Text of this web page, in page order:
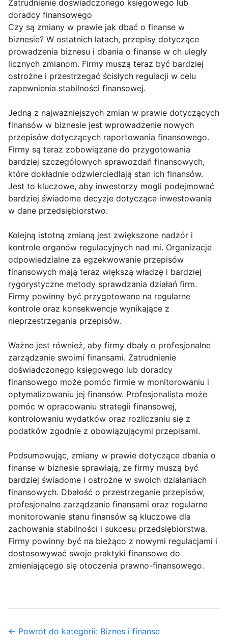
Zatrudnienie doświadczonego księgowego lub
doradcy finansowego
Czy są zmiany w prawie jak dbać o finanse w
biznesie? W ostatnich latach, przepisy dotyczące
prowadzenia biznesu i dbania o finanse w ch uległy
licznych zmianom. Firmy muszą teraz być bardziej
ostrożne i przestrzegać ścisłych regulacji w celu
zapewnienia stabilności finansowej.
Jedną z najważniejszych zmian w prawie dotyczących
finansów w biznesie jest wprowadzenie nowych
przepisów dotyczących raportowania finansowego.
Firmy są teraz zobowiązane do przygotowania
bardziej szczegółowych sprawozdań finansowych,
które dokładnie odzwierciedlają stan ich finansów.
Jest to kluczowe, aby inwestorzy mogli podejmować
bardziej świadome decyzje dotyczące inwestowania
w dane przedsiębiorstwo.
Kolejną istotną zmianą jest zwiększone nadzór i
kontrole organów regulacyjnych nad mi. Organizacje
odpowiedzialne za egzekwowanie przepisów
finansowych mają teraz większą władzę i bardziej
rygorystyczne metody sprawdzania działań firm.
Firmy powinny być przygotowane na regularne
kontrole oraz konsekwencje wynikające z
nieprzestrzegania przepisów.
Ważne jest również, aby firmy dbały o profesjonalne
zarządzanie swoimi finansami. Zatrudnienie
doświadczonego księgowego lub doradcy
finansowego może pomóc firmie w monitorowaniu i
optymalizowaniu jej finansów. Profesjonalista może
pomóc w opracowaniu strategii finansowej,
kontrolowaniu wydatków oraz rozliczaniu się z
podatków zgodnie z obowiązującymi przepisami.
Podsumowując, zmiany w prawie dotyczące dbania o
finanse w biznesie sprawiają, że firmy muszą być
bardziej świadome i ostrożne w swoich działaniach
finansowych. Dbałość o przestrzeganie przepisów,
profesjonalne zarządzanie finansami oraz regularne
monitorowanie stanu finansów są kluczowe dla
zachowania stabilności i sukcesu przedsiębiorstwa.
Firmy powinny być na bieżąco z nowymi regulacjami i
dostosowywać swoje praktyki finansowe do
zmieniającego się otoczenia prawno-finansowego.
← Powrót do kategorii: Biznes i finanse